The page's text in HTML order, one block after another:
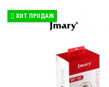
ХИТ ПРОДАЖ